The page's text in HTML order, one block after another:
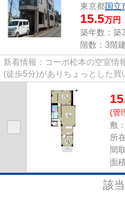
東京都国立
15.5万円
築年数：築
階数：3階
新着情報：コーポ松本の空室情
(徒歩5分)がありちょっとした
(管
敷
所
間
面
該